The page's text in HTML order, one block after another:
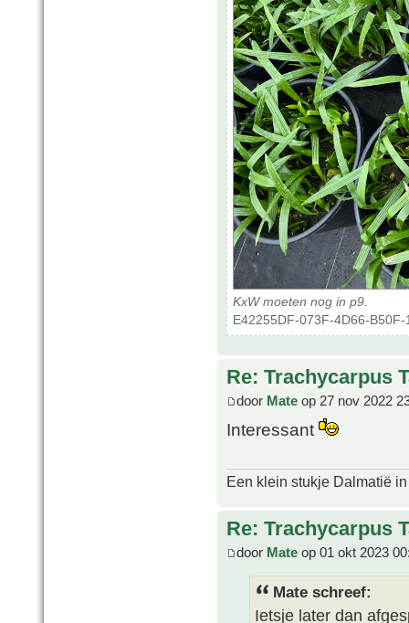
KxW moeten nog in p9.
E42255DF-073F-4D66-
Re: Trachycarpus
door Mate op 27 nov 2022
Interessant
Een klein stukje Dalmatië
Re: Trachycarpus
door Mate op 01 okt 2023
Mate schreef:
Ietsje later dan